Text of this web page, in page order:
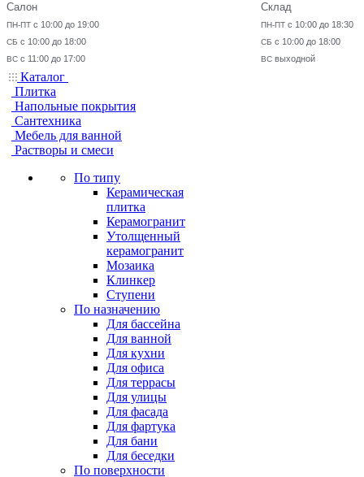
Салон
ПН-ПТ с 10:00 до 19:00
СБ с 10:00 до 18:00
ВС с 11:00 до 17:00
Склад
ПН-ПТ с 10:00 до 18:30
СБ с 10:00 до 18:00
ВС выходной
Каталог
Плитка
Напольные покрытия
Сантехника
Мебель для ванной
Растворы и смеси
По типу
Керамическая
плитка
Керамогранит
Утолщенный
керамогранит
Мозаика
Клинкер
Ступени
По назначению
Для бассейна
Для ванной
Для кухни
Для офиса
Для террасы
Для улицы
Для фасада
Для фартука
Для бани
Для беседки
По поверхности